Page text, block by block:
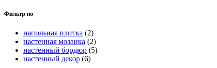
Фильтр по
напольная плитка (2)
настенная мозаика (2)
настенный бордюр (5)
настенный декор (6)